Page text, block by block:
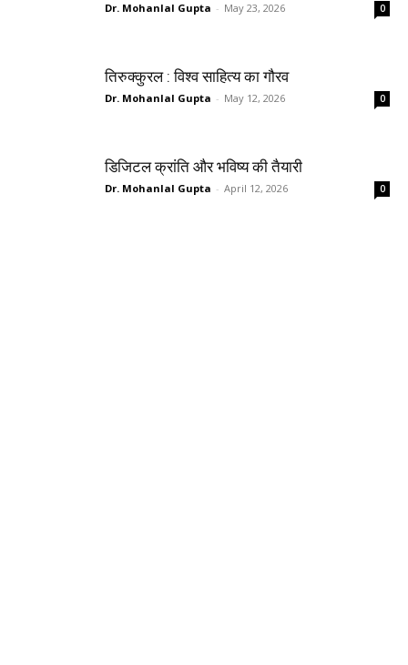
Dr. Mohanlal Gupta - May 23, 2026 0
तिरुक्कुरल : विश्व साहित्य का गौरव
Dr. Mohanlal Gupta - May 12, 2026 0
डिजिटल क्रांति और भविष्य की तैयारी
Dr. Mohanlal Gupta - April 12, 2026 0